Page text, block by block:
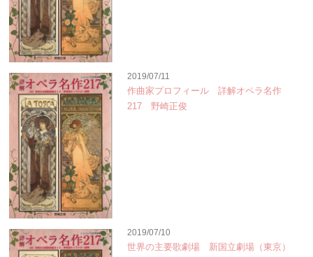
2019/07/11
作曲家プロフィール 詳解オペラ名作
217 野崎正俊
2019/07/10
世界の主要歌劇場 新国立劇場（東京）